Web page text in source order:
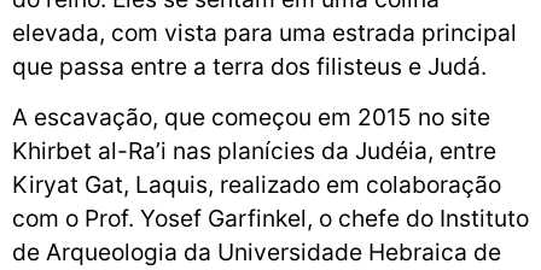
elevada, com vista para uma estrada principal
que passa entre a terra dos filisteus e Judá.
A escavação, que começou em 2015 no site
Khirbet al-Ra’i nas planícies da Judéia, entre
Kiryat Gat, Laquis, realizado em colaboração
com o Prof. Yosef Garfinkel, o chefe do Instituto
de Arqueologia da Universidade Hebraica de